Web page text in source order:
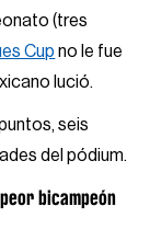
(tres
Cup no le fue
lució.
seis
del pódium.
bicampeón